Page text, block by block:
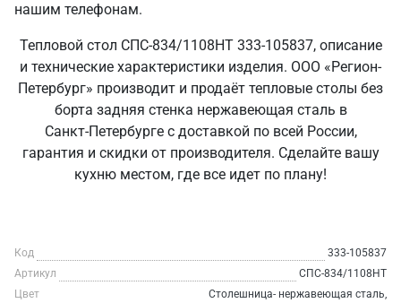
нашим телефонам.
Тепловой стол СПС-834/1108НТ 333-105837, описание
и технические характеристики изделия. ООО «Регион-
Петербург» производит и продаёт тепловые столы без
борта задняя стенка нержавеющая сталь в
Санкт‑Петербурге с доставкой по всей России,
гарантия и скидки от производителя. Сделайте вашу
кухню местом, где все идет по плану!
Код
333-105837
Артикул
СПС-834/1108НТ
Цвет
Столешница- нержавеющая сталь,